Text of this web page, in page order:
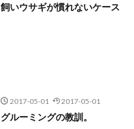
飼いウサギが慣れないケース
2017-05-01 2017-05-01
グルーミングの教訓。